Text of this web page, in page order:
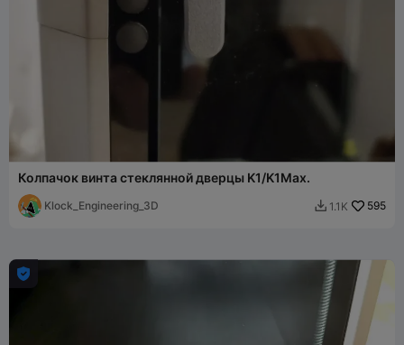
Колпачок винта стеклянной дверцы K1/K1Max.
Klock_Engineering_3D  1.1K 595
